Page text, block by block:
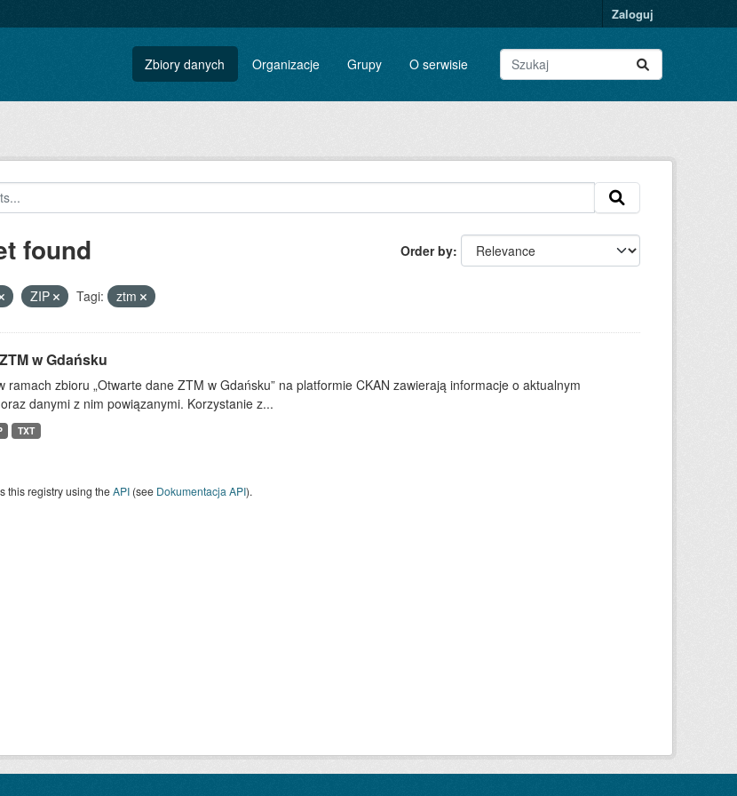
Zaloguj
Zbiory danych Organizacje Grupy O serwisie
Order by
found
ZIP Tagi: ztm
w Gdańsku
ramach zbioru „Otwarte dane ZTM w Gdańsku” na platformie CKAN zawierają informacje o aktualnym
danymi z nim powiązanymi. Korzystanie z...
TXT
this registry using theAPI(see Dokumentacja API).